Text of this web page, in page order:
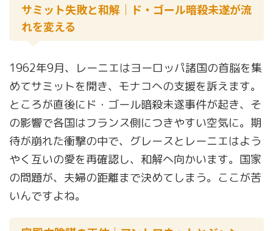
サミット失敗と和解｜ド・ゴール暗殺未遂が流
れを変える
1962年9月、レーニエはヨーロッパ諸国の首脳を集
めてサミットを開き、モナコへの支援を訴えます。
ところが直後にド・ゴール暗殺未遂事件が起き、そ
の影響で各国はフランス側につきやすい空気に。期
待が崩れた衝撃の中で、グレースとレーニエはよう
やく互いの愛を再確認し、和解へ向かいます。国家
の問題が、夫婦の距離まで決めてしまう。ここが苦
いんですよね。